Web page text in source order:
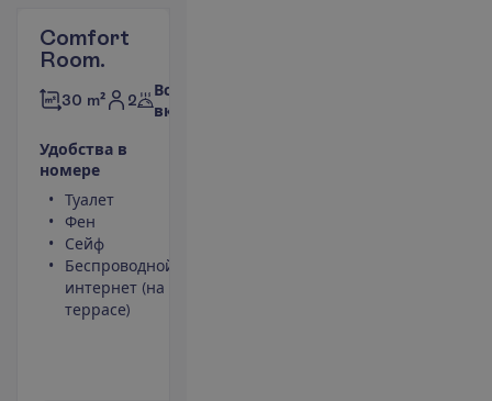
Comfort
Room.
30 m² 2
Все
включено
Удобства в
номере
Туалет
Фен
Сейф
Беспроводной
интернет (на
террасе)